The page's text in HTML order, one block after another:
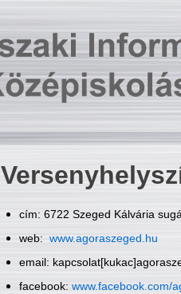
cím: 6722 Szeged Kálvária
web: www.agoraszeged.hu
email:
facebook: www.facebook.com/